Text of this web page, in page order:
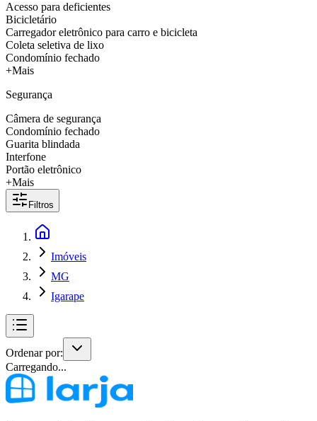
Acesso para deficientes
Bicicletário
Carregador eletrônico para carro e bicicleta
Coleta seletiva de lixo
Condomínio fechado
+Mais
Segurança
Câmera de segurança
Condomínio fechado
Guarita blindada
Interfone
Portão eletrônico
+Mais
Filtros
Imóveis
MG
Igarape
Ordenar por:
Carregando...